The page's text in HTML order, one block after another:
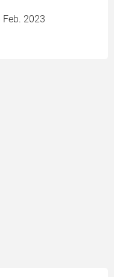
Feb. 2023